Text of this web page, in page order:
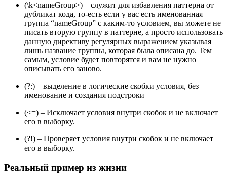
(\k<nameGroup>) – служит для избавления паттерна от
дубликат кода, то-есть если у вас есть именованная
группа “nameGroup” с каким-то условием, вы можете не
писать вторую группу в паттерне, а просто использовать
данную директиву регулярных выражением указывая
лишь название группы, которая была описана до. Тем
самым, условие будет повторятся и вам не нужно
описывать его заново.
(?:) – выделение в логические скобки условия, без
именование и создания подстроки
(<=) – Исключает условия внутри скобок и не включает
его в выборку.
(?!) – Проверяет условия внутри скобок и не включает
его в выборку.
Реальный пример из жизни